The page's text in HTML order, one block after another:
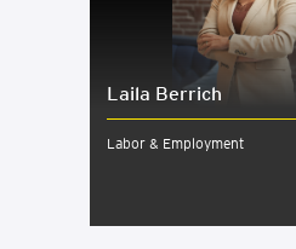
Laila Berrich
Labor & Employment